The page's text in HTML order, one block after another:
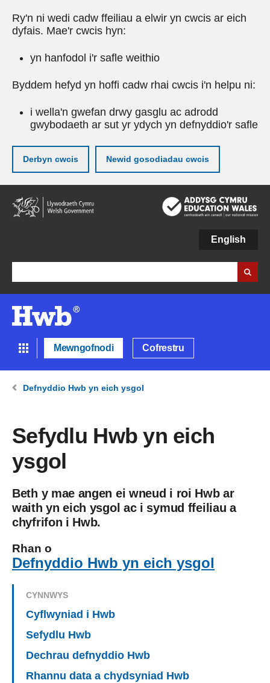
Ry'n ni wedi cadw ffeiliau a elwir yn cwcis ar eich
dyfais. Mae'r cwcis hyn:
yn hanfodol i'r safle weithio
Byddem hefyd yn hoffi cadw rhai cwcis i'n helpu ni:
i wella'n gwefan drwy gasglu ac adrodd
gwybodaeth ar sut yr ydych yn defnyddio'r safle
Derbyn cwcis Newid gosodiadau cwcis
Neidio
i'r
prif
English
Mewngofnodi Cofrestru
Defnyddio Hwb yn eich ysgol
Sefydlu Hwb yn eich
ysgol
Beth y mae angen ei wneud i roi Hwb ar
waith yn eich ysgol ac i symud ffeiliau a
chyfrifon i Hwb.
Rhan o
Defnyddio Hwb yn eich ysgol
CYNNWYS
Cyflwyniad i Hwb
Sefydlu Hwb
Dechrau defnyddio Hwb
Rhannu data a chydsyniad Hwb